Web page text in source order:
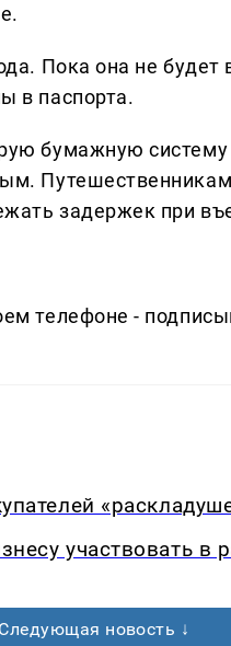
Пока она не
в паспорта.
бумажную систему
Путешественникам
задержек при
телефоне -
участвовать в
Следующая новость ↓